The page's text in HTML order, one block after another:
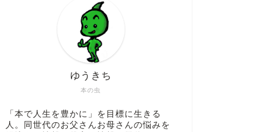
本の虫
ゆうきち
「本で人生を豊かに」を目標に生きる
人。同世代のお父さんお母さんの悩みを